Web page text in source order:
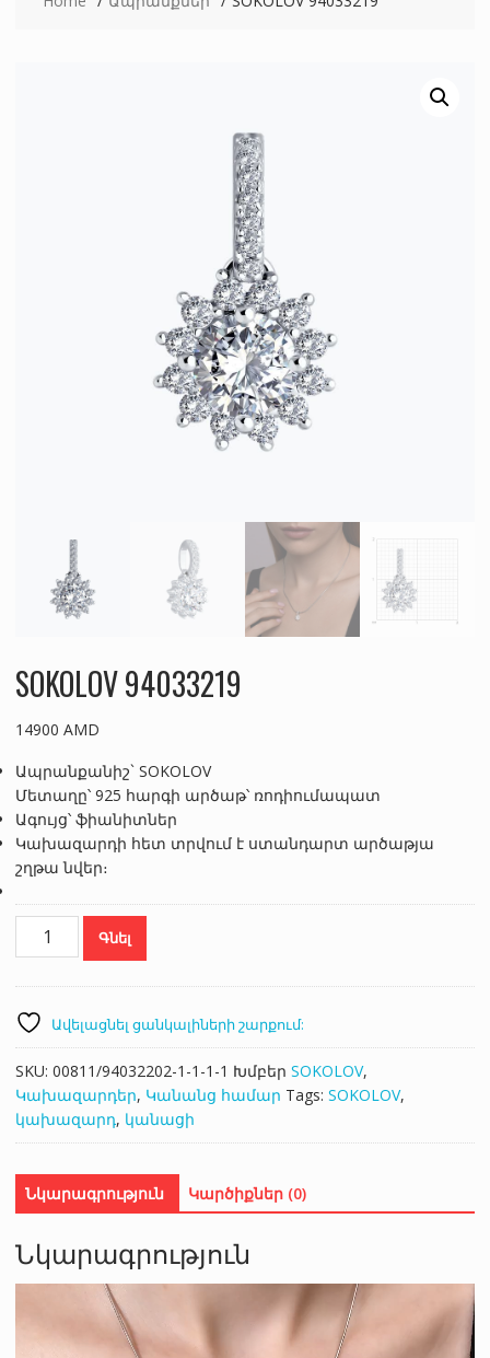
SOKOLOV 94033219
14900 AMD
Ապրանքանիշ` SOKOLOV
Մետաղը՝ 925 հարգի արծաթ՝ ռոդիումապատ
Ագույց՝ ֆիանիտներ
Կախազարդի հետ տրվում է ստանդարտ արծաթյա
շղթա նվեր։
SOKOLOV
94033219
Գնել
Ավելացնել ցանկալիների շարքում:
SKU: 00811/94032202-1-1-1-1 Խմբեր SOKOLOV,
Կախազարդեր, Կանանց համար Tags: SOKOLOV,
կախազարդ, կանացի
Նկարագրություն Կարծիքներ (0)
Նկարագրություն